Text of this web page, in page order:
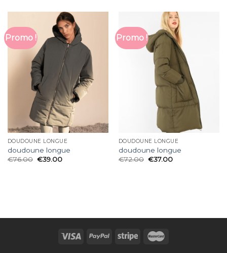
Promo !
DOUDOUNE LONGUE
doudoune longue
€76.00 €39.00
Promo !
DOUDOUNE LONGUE
doudoune longue
€72.00 €37.00